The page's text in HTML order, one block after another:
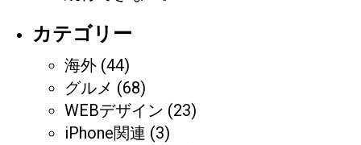
カテゴリー
海外 (44)
グルメ (68)
WEBデザイン (23)
iPhone関連 (3)